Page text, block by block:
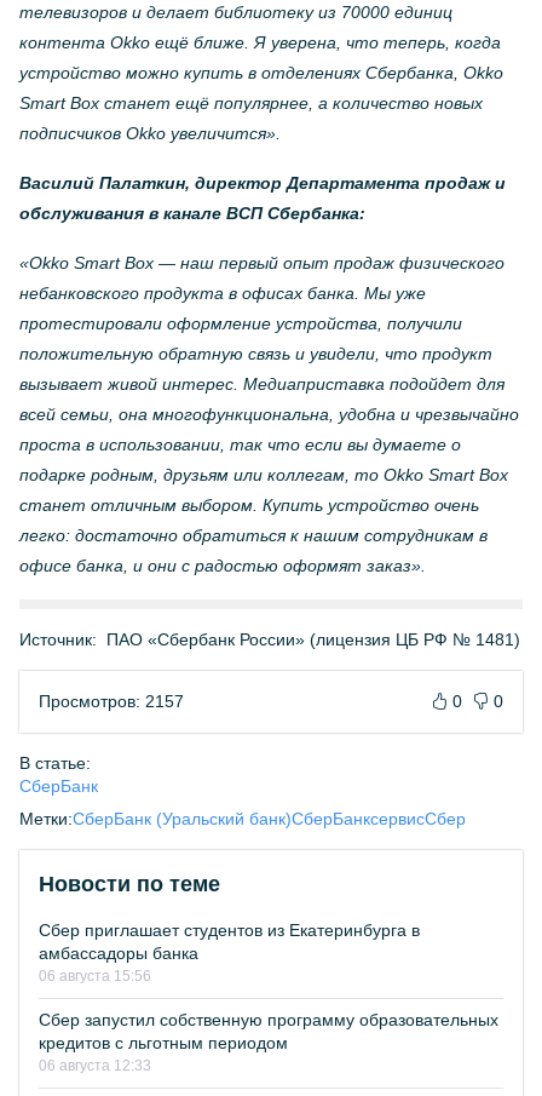
телевизоров и делает библиотеку из 70000 единиц
контента Okko ещё ближе. Я уверена, что теперь, когда
устройство можно купить в отделениях Сбербанка, Okko
Smart Box станет ещё популярнее, а количество новых
подписчиков Okko увеличится».
Василий Палаткин, директор Департамента продаж и
обслуживания в канале ВСП Сбербанка:
«Okko Smart Box — наш первый опыт продаж физического
небанковского продукта в офисах банка. Мы уже
протестировали оформление устройства, получили
положительную обратную связь и увидели, что продукт
вызывает живой интерес. Медиаприставка подойдет для
всей семьи, она многофункциональна, удобна и чрезвычайно
проста в использовании, так что если вы думаете о
подарке родным, друзьям или коллегам, то Okko Smart Box
станет отличным выбором. Купить устройство очень
легко: достаточно обратиться к нашим сотрудникам в
офисе банка, и они с радостью оформят заказ».
Источник: ПАО «Сбербанк России» (лицензия ЦБ РФ № 1481)
Просмотров: 2157 0 0
В статье:
СберБанк
Метки:СберБанк (Уральский банк)СберБанксервисСбер
Новости по теме
Сбер приглашает студентов из Екатеринбурга в
амбассадоры банка
06 августа 15:56
Сбер запустил собственную программу образовательных
кредитов с льготным периодом
06 августа 12:33